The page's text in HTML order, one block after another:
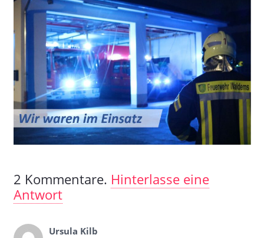
2 Kommentare. Hinterlasse eine
Antwort
Ursula Kilb